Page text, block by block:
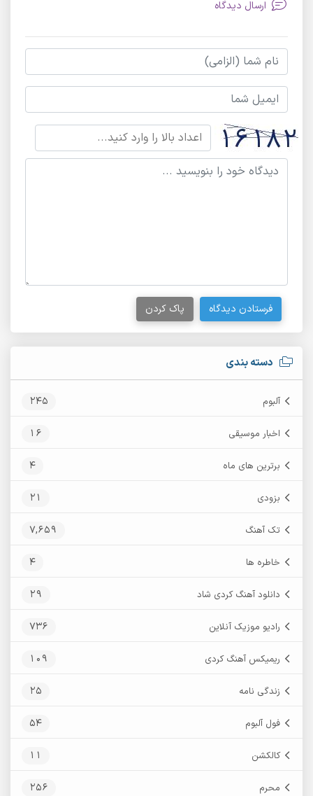
دسته بندی
آلبوم 245
اخبار موسیقی 16
برترین های ماه 4
بزودی 21
تک آهنگ 7,659
خاطره ها 4
دانلود آهنگ کردی شاد 29
رادیو موزیک آنلاین 736
ریمیکس آهنگ کردی 109
زندگی نامه 25
فول آلبوم 54
کالکشن 11
محرم 256
ارسال دیدگاه
فرستادن دیدگاه پاک کردن